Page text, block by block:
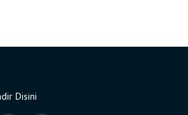
Disini